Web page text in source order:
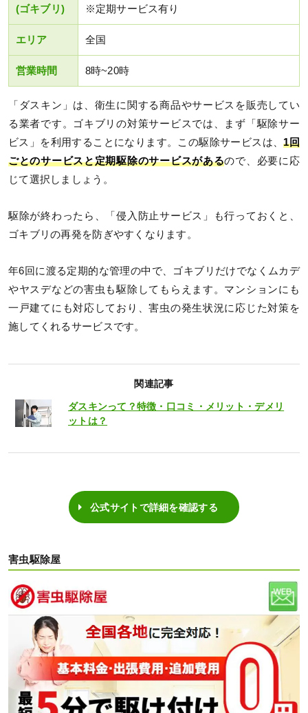
(ゴキブリ) ※定期サービス有り
エリア 全国
営業時間 8時~20時
「ダスキン」は、衛生に関する商品やサービスを販売してい
る業者です。ゴキブリの対策サービスでは、まず「駆除サー
ビス」を利用することになります。この駆除サービスは、1回
ごとのサービスと定期駆除のサービスがあるので、必要に応
じて選択しましょう。
駆除が終わったら、「侵入防止サービス」も行っておくと、
ゴキブリの再発を防ぎやすくなります。
年6回に渡る定期的な管理の中で、ゴキブリだけでなくムカデ
やヤスデなどの害虫も駆除してもらえます。マンションにも
一戸建てにも対応しており、害虫の発生状況に応じた対策を
施してくれるサービスです。
関連記事
ダスキンって？特徴・口コミ・メリット・デメリ
ットは？
公式サイトで詳細を確認する
害虫駆除屋